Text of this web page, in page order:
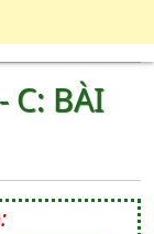
C: BÀI